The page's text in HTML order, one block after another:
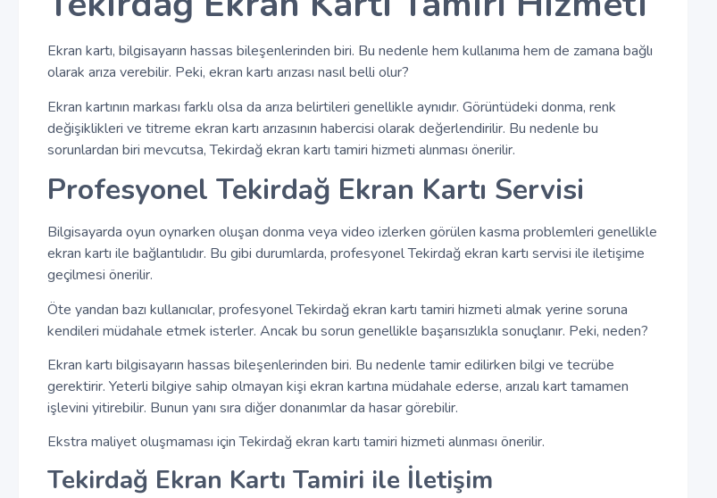
Ekran kartı, bilgisayarın hassas bileşenlerinden biri. Bu nedenle hem kullanıma hem de zamana bağlı
olarak arıza verebilir. Peki, ekran kartı arızası nasıl belli olur?
Ekran kartının markası farklı olsa da arıza belirtileri genellikle aynıdır. Görüntüdeki donma, renk
değişiklikleri ve titreme ekran kartı arızasının habercisi olarak değerlendirilir. Bu nedenle bu
sorunlardan biri mevcutsa, Tekirdağ ekran kartı tamiri hizmeti alınması önerilir.
Profesyonel Tekirdağ Ekran Kartı Servisi
Bilgisayarda oyun oynarken oluşan donma veya video izlerken görülen kasma problemleri genellikle
ekran kartı ile bağlantılıdır. Bu gibi durumlarda, profesyonel Tekirdağ ekran kartı servisi ile iletişime
geçilmesi önerilir.
Öte yandan bazı kullanıcılar, profesyonel Tekirdağ ekran kartı tamiri hizmeti almak yerine soruna
kendileri müdahale etmek isterler. Ancak bu sorun genellikle başarısızlıkla sonuçlanır. Peki, neden?
Ekran kartı bilgisayarın hassas bileşenlerinden biri. Bu nedenle tamir edilirken bilgi ve tecrübe
gerektirir. Yeterli bilgiye sahip olmayan kişi ekran kartına müdahale ederse, arızalı kart tamamen
işlevini yitirebilir. Bunun yanı sıra diğer donanımlar da hasar görebilir.
Ekstra maliyet oluşmaması için Tekirdağ ekran kartı tamiri hizmeti alınması önerilir.
Tekirdağ Ekran Kartı Tamiri ile İletişim